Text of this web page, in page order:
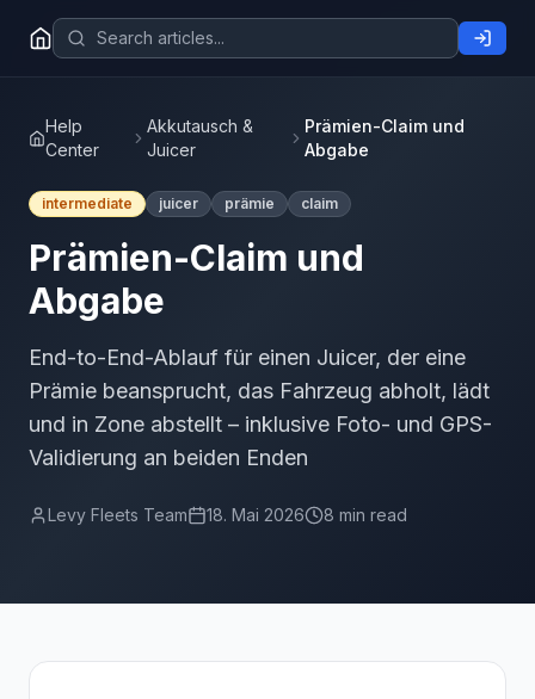
Help
Center
Akkutausch &
Juicer
Prämien-Claim und
Abgabe
intermediate juicer prämie claim
Prämien-Claim und
Abgabe
End-to-End-Ablauf für einen Juicer, der eine
Prämie beansprucht, das Fahrzeug abholt, lädt
und in Zone abstellt – inklusive Foto- und GPS-
Validierung an beiden Enden
Levy Fleets Team 18. Mai 2026 8 min read